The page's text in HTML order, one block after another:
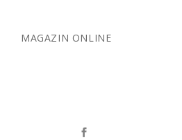
MAGAZIN ONLINE